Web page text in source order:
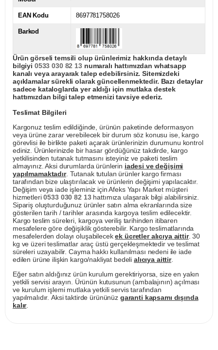
EAN Kodu 8697781758026
Barkod
Ürün görseli temsili olup ürünlerimiz hakkında detaylı
bilgiyi 0533 030 82 13numaralı hattımızdan whatsapp
kanalı veya arayarak talep edebilirsiniz. Sitemizdeki
açıklamalar sürekli olarak güncellenmektedir. Bazı detaylar
sadece kataloglarda yer aldığı için mutlaka destek
hattımızdan bilgi talep etmenizi tavsiye ederiz.
Teslimat Bilgileri
Kargonuz teslim edildiğinde, ürünün paketinde deformasyon
veya ürüne zarar verebilecek bir durum söz konusu ise, kargo
görevlisi ile birlikte paketi açarak ürünlerinizin durumunu kontrol
ediniz. Ürünlerinizde bir hasar gördüğünüz takdirde, kargo
yetkilisinden tutanak tutmasını isteyiniz ve paketi teslim
almayınız. Aksi durumlarda ürünlerin iadesi ve değişimi
yapılmamaktadır. Tutanak tutulan ürünler kargo firması
tarafından bize ulaştırılacak ve ürünlerin değişimi yapılacaktır.
Değişim veya iade işleminiz için Afeks Yapı Market müşteri
hizmetleri0533 030 82 13hattımıza ulaşarak bilgi alabilirsiniz.
Sipariş oluşturduğunuz ürünler satın alma ekranlarında size
gösterilen tarih / tarihler arasında kargoya teslim edilecektir.
Kargo teslim süreleri, kargoya veriliş tarihinden itibaren
mesafelere göre değişiklik gösterebilir. Kargo teslimatlarında
mesafelerden dolayı oluşabilecekek ücretler alıcıya aittir. 30
kg ve üzeri teslimatlar araç üstü gerçekleşmektedir ve teslimat
süreleri uzayabilir. Cayma hakkı kullanılması nedeni ile iade
edilen ürüne ilişkin kargo/nakliyat bedeli alıcıya aittir.
Eğer satın aldığınız ürün kurulum gerektiriyorsa, size en yakın
yetkili servisi arayın. Ürünün kutusunun (ambalajının) açılması
ve kurulum işlemi mutlaka yetkili servis tarafından
yapılmalıdır. Aksi taktirde ürününüz garanti kapsamı dışında
kalır.